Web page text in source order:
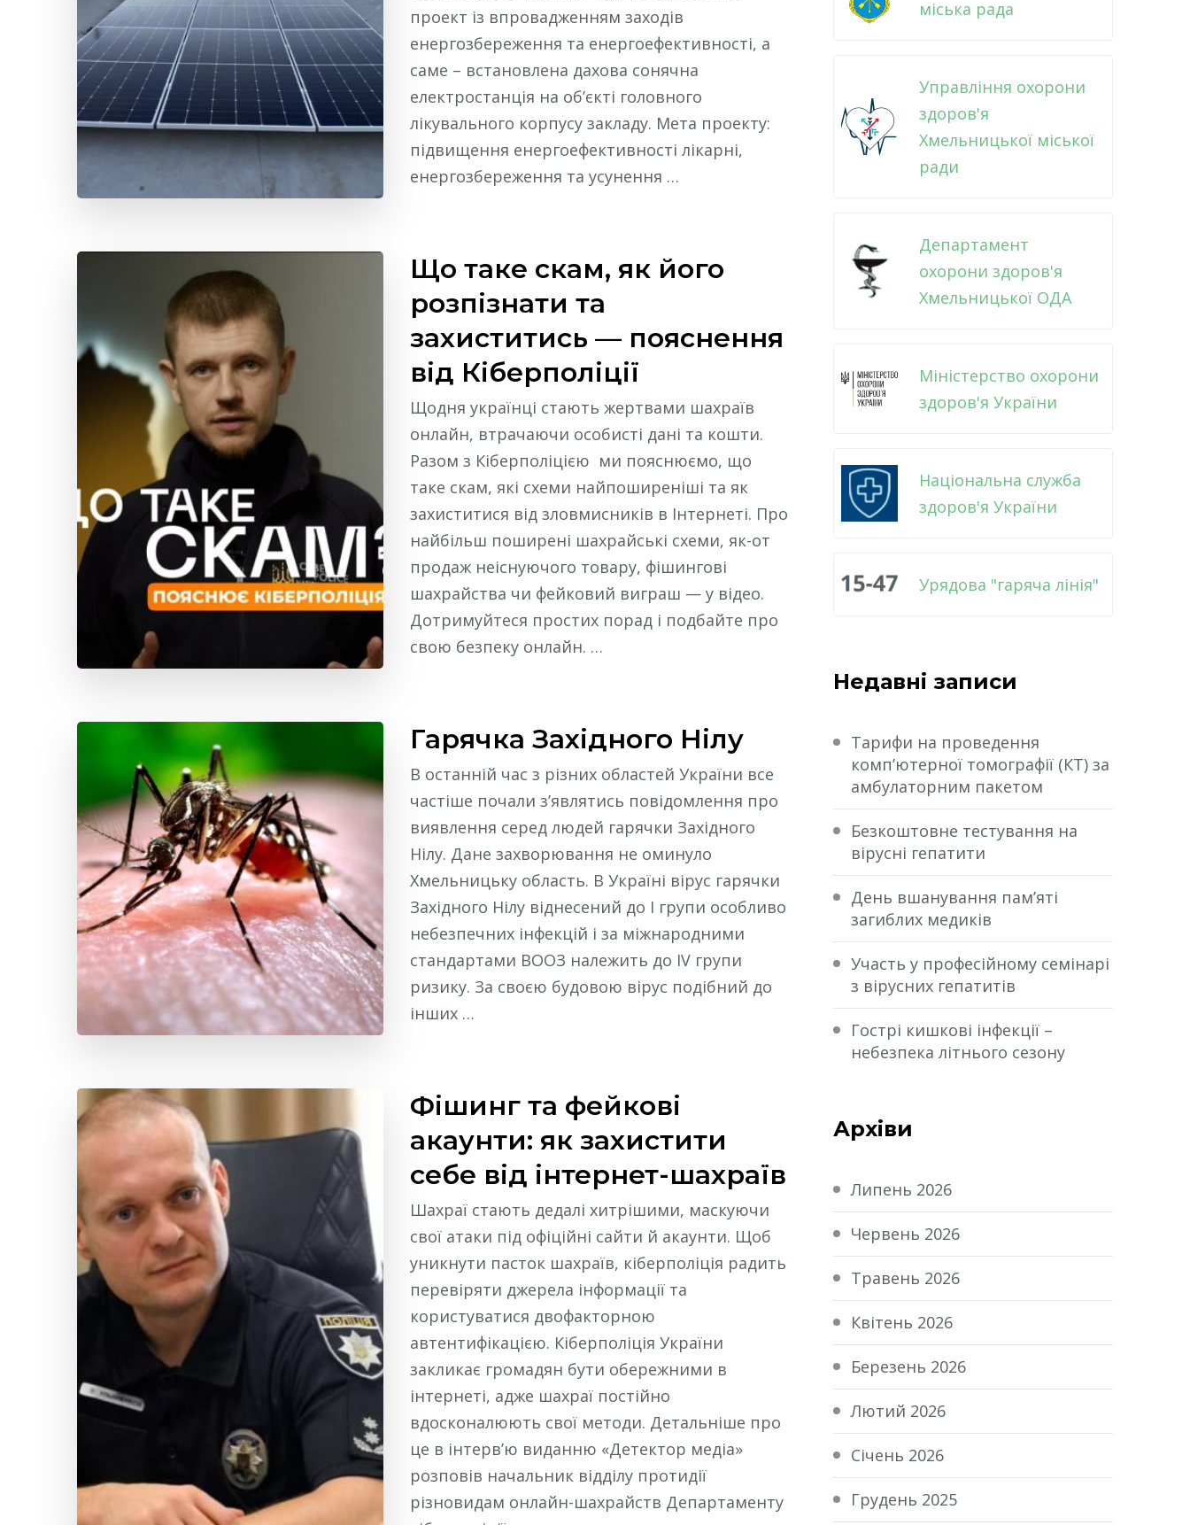
проект із впровадженням заходів
енергозбереження та енергоефективності, а
саме – встановлена дахова сонячна
електростанція на об’єкті головного
лікувального корпусу закладу. Мета проекту:
підвищення енергоефективності лікарні,
енергозбереження та усунення …
Що таке скам, як його
розпізнати та
захиститись — пояснення
від Кіберполіції
Щодня українці стають жертвами шахраїв
онлайн, втрачаючи особисті дані та кошти.
Разом з Кіберполіцією ми пояснюємо, що
таке скам, які схеми найпоширеніші та як
захиститися від зловмисників в Інтернеті. Про
найбільш поширені шахрайські схеми, як-от
продаж неіснуючого товару, фішингові
шахрайства чи фейковий виграш — у відео.
Дотримуйтеся простих порад і подбайте про
свою безпеку онлайн. …
Гарячка Західного Нілу
В останній час з різних областей України все
частіше почали з’являтись повідомлення про
виявлення серед людей гарячки Західного
Нілу. Дане захворювання не оминуло
Хмельницьку область. В Україні вірус гарячки
Західного Нілу віднесений до I групи особливо
небезпечних інфекцій і за міжнародними
стандартами ВООЗ належить до IV групи
ризику. За своєю будовою вірус подібний до
інших …
Фішинг та фейкові
акаунти: як захистити
себе від інтернет-шахраїв
Шахраї стають дедалі хитрішими, маскуючи
свої атаки під офіційні сайти й акаунти. Щоб
уникнути пасток шахраїв, кіберполіція радить
перевіряти джерела інформації та
користуватися двофакторною
автентифікацією. Кіберполіція України
закликає громадян бути обережними в
інтернеті, адже шахраї постійно
вдосконалюють свої методи. Детальніше про
це в інтерв’ю виданню «Детектор медіа»
розповів начальник відділу протидії
різновидам онлайн-шахрайств Департаменту
міська рада
Управління охорони
здоров'я
Хмельницької міської
ради
Департамент
охорони здоров'я
Хмельницької ОДА
Міністерство охорони
здоров'я України
Національна служба
здоров'я України
Урядова "гаряча лінія"
Недавні записи
Тарифи на проведення
комп’ютерної томографії (КТ) за
амбулаторним пакетом
Безкоштовне тестування на
вірусні гепатити
День вшанування пам’яті
загиблих медиків
Участь у професійному семінарі
з вірусних гепатитів
Гострі кишкові інфекції –
небезпека літнього сезону
Архіви
Липень 2026
Червень 2026
Травень 2026
Квітень 2026
Березень 2026
Лютий 2026
Січень 2026
Грудень 2025